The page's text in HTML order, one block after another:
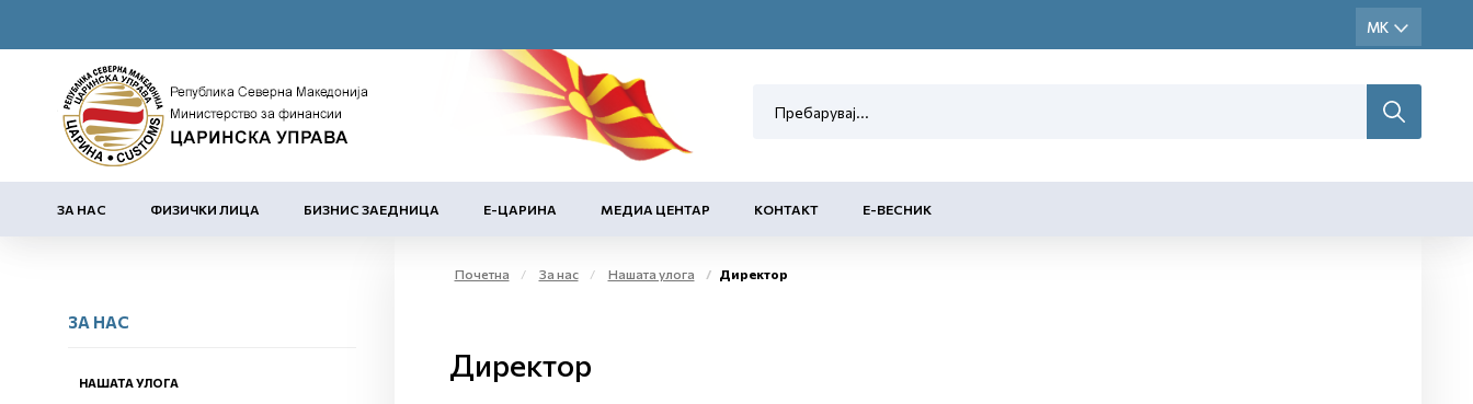
ЗА НАС ФИЗИЧКИ ЛИЦА БИЗНИС ЗАЕДНИЦА Е-ЦАРИНА МЕДИА ЦЕНТАР КОНТАКТ Е-ВЕСНИК
ЗА НАС
НАШАТА УЛОГА
Почетна За нас Нашата улога Директор
Директор